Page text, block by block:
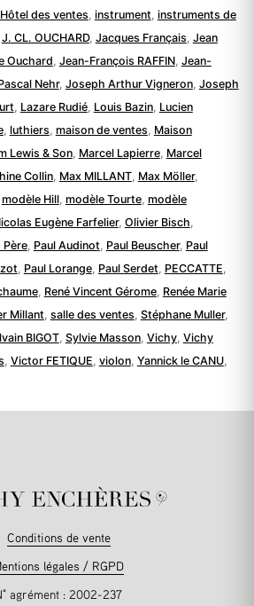
Hôtel des ventes, instrument, instruments de
J. CL. OUCHARD, Jacques Français, Jean
Ouchard, Jean-François RAFFIN, Jean-
Nehr, Joseph Arthur Vigneron, Joseph
, Lazare Rudié, Louis Bazin, Lucien
, luthiers, maison de ventes, Maison
Lewis & Son, Marcel Lapierre, Marcel
Collin, Max MILLANT, Max Möller,
modèle Hill, modèle Tourte, modèle
Eugène Farfelier, Olivier Bisch,
Père, Paul Audinot, Paul Beuscher, Paul
, Paul Lorange, Paul Serdet, PECCATTE,
, René Vincent Gérome, Renée Marie
Millant, salle des ventes, Stéphane Muller,
BIGOT, Sylvie Masson, Vichy, Vichy
, Victor FETIQUE, violon, Yannick le CANU,
Conditions de vente
légales / RGPD
agrément : 2002-237